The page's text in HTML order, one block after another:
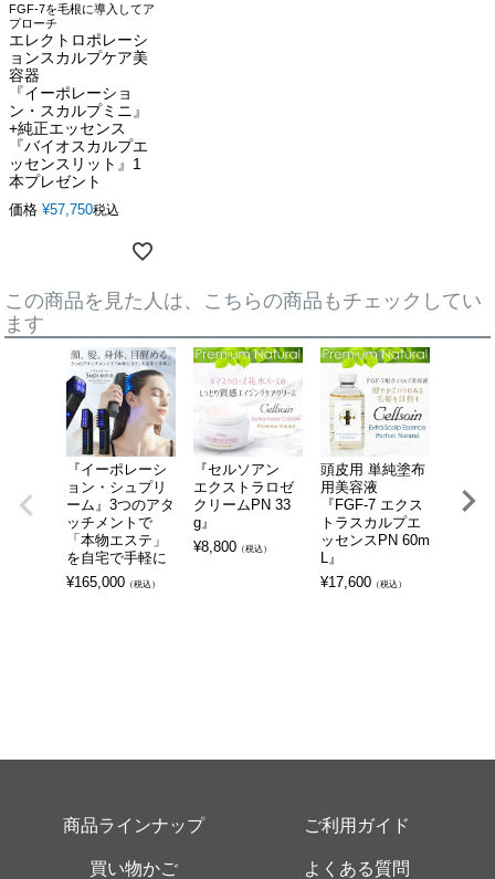
FGF-7を毛根に導入してア
プローチ
エレクトロポレーシ
ョンスカルプケア美
容器
『イーポレーショ
ン・スカルプミニ』
+純正エッセンス
『バイオスカルプエ
ッセンスリット』1
本プレゼント
価格 ¥57,750税込
この商品を見た人は、こちらの商品もチェックしてい
ます
『イーポレーシ
ョン・シュプリ
ーム』3つのアタ
ッチメントで
「本物エステ」
を自宅で手軽に
¥165,000 （税込）
『セルソアン
エクストラロゼ
クリームPN 33
g』
¥8,800 （税込）
頭皮用 単純塗布
用美容液
『FGF-7 エクス
トラスカルプエ
ッセンスPN 60m
L』
¥17,600 （税込）
ーシ
プケ
商品ラインナップ ご利用ガイド
買い物かご よくある質問